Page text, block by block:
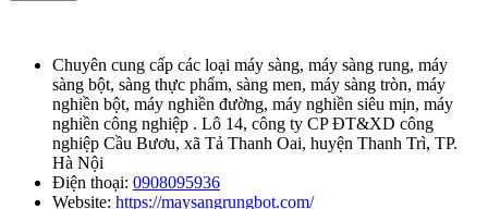
Chuyên cung cấp các loại máy sàng, máy sàng rung, máy
sàng bột, sàng thực phẩm, sàng men, máy sàng tròn, máy
nghiền bột, máy nghiền đường, máy nghiền siêu mịn, máy
nghiền công nghiệp . Lô 14, công ty CP ĐT&XD công
nghiệp Cầu Bươu, xã Tả Thanh Oai, huyện Thanh Trì, TP.
Hà Nội
Điện thoại: 0908095936
Website: https://maysangrungbot.com/